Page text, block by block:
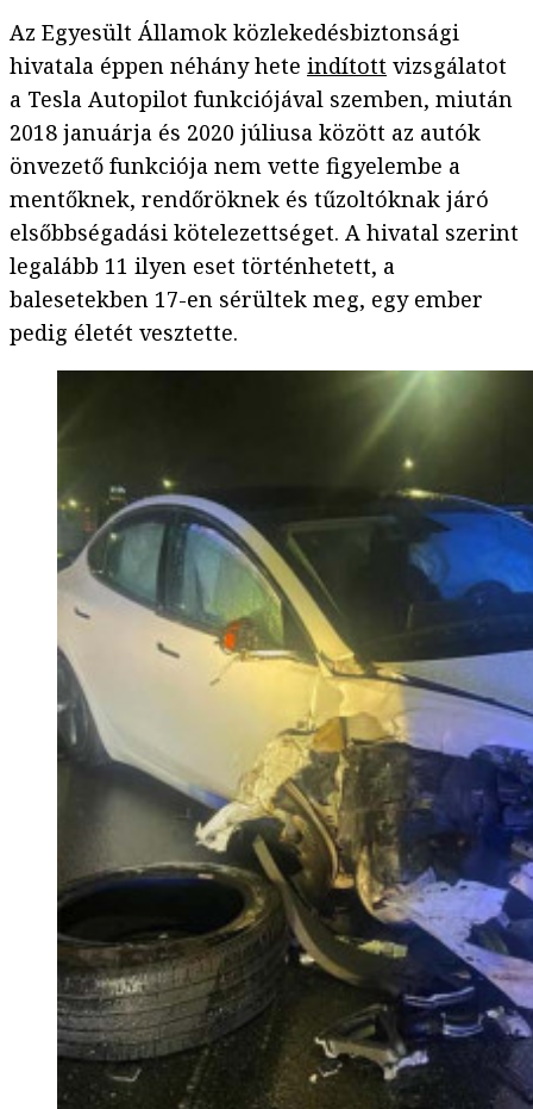
Az Egyesült Államok közlekedésbiztonsági
hivatala éppen néhány hete indított vizsgálatot
a Tesla Autopilot funkciójával szemben, miután
2018 januárja és 2020 júliusa között az autók
önvezető funkciója nem vette figyelembe a
mentőknek, rendőröknek és tűzoltóknak járó
elsőbbségadási kötelezettséget. A hivatal szerint
legalább 11 ilyen eset történhetett, a
balesetekben 17-en sérültek meg, egy ember
pedig életét vesztette.